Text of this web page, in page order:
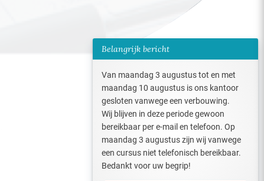
Belangrijk bericht
Van maandag 3 augustus tot en met
maandag 10 augustus is ons kantoor
gesloten vanwege een verbouwing.
Wij blijven in deze periode gewoon
bereikbaar per e-mail en telefoon. Op
maandag 3 augustus zijn wij vanwege
een cursus niet telefonisch bereikbaar.
Bedankt voor uw begrip!